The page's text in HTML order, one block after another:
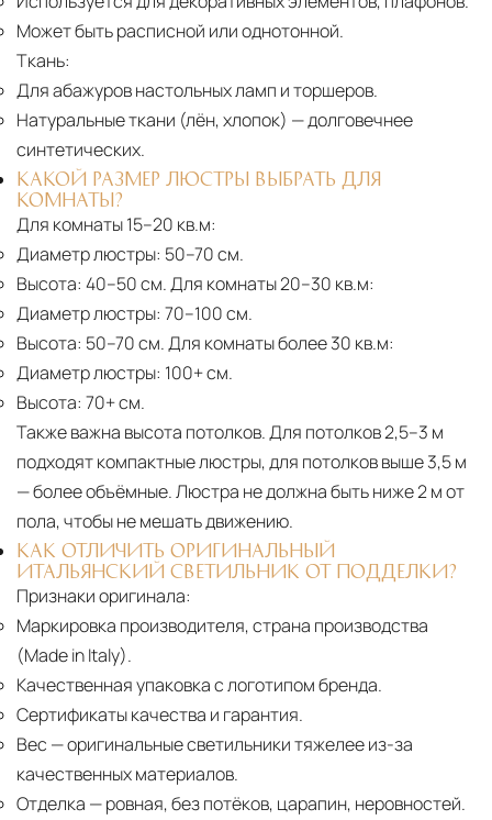
Может быть расписной или однотонной.
Ткань:
Для абажуров настольных ламп и торшеров.
Натуральные ткани (лён, хлопок) — долговечнее
синтетических.
КАКОЙ РАЗМЕР ЛЮСТРЫ ВЫБРАТЬ ДЛЯ
КОМНАТЫ?
Для комнаты 15–20 кв.м:
Диаметр люстры: 50–70 см.
Высота: 40–50 см. Для комнаты 20–30 кв.м:
Диаметр люстры: 70–100 см.
Высота: 50–70 см. Для комнаты более 30 кв.м:
Диаметр люстры: 100+ см.
Высота: 70+ см.
Также важна высота потолков. Для потолков 2,5–3 м
подходят компактные люстры, для потолков выше 3,5 м
— более объёмные. Люстра не должна быть ниже 2 м от
пола, чтобы не мешать движению.
КАК ОТЛИЧИТЬ ОРИГИНАЛЬНЫЙ
ИТАЛЬЯНСКИЙ СВЕТИЛЬНИК ОТ ПОДДЕЛКИ?
Признаки оригинала:
Маркировка производителя, страна производства
(Made in Italy).
Качественная упаковка с логотипом бренда.
Сертификаты качества и гарантия.
Вес — оригинальные светильники тяжелее из-за
качественных материалов.
Отделка — ровная, без потёков, царапин, неровностей.